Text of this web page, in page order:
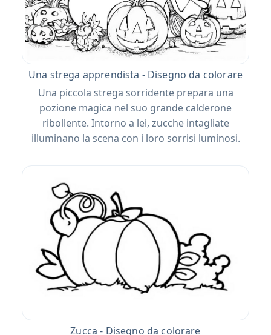
Una strega apprendista - Disegno da colorare
Una piccola strega sorridente prepara una
pozione magica nel suo grande calderone
ribollente. Intorno a lei, zucche intagliate
illuminano la scena con i loro sorrisi luminosi.
Zucca - Disegno da colorare